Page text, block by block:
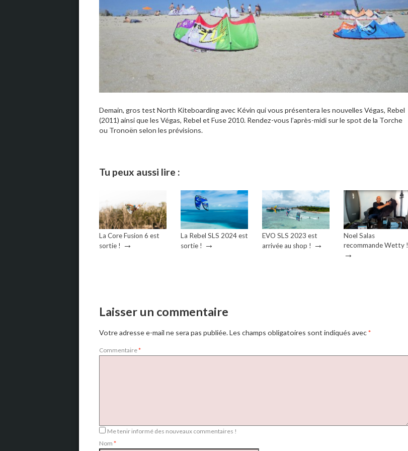
Demain, gros test North Kiteboarding avec Kévin qui vous présentera les nouvelles Végas, Rebel
(2011) ainsi que les Végas, Rebel et Fuse 2010. Rendez-vous l’après-midi sur le spot de la Torche
ou Tronoën selon les prévisions.
Tu peux aussi lire :
La Core Fusion 6 est
sortie ! →
La Rebel SLS 2024 est
sortie ! →
EVO SLS 2023 est
arrivée au shop ! →
Noel Salas
recommande Wetty !
→
Laisser un commentaire
Votre adresse e-mail ne sera pas publiée.Les champs obligatoires sont indiqués avec*
Commentaire*
Me tenir informé des nouveaux commentaires !
Nom *